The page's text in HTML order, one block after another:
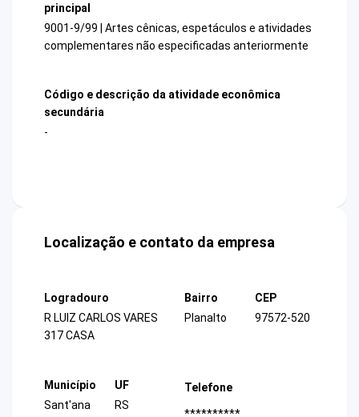
principal
9001-9/99 | Artes cênicas, espetáculos e atividades
complementares não especificadas anteriormente
Código e descrição da atividade econômica
secundária
-
Localização e contato da empresa
Logradouro
R LUIZ CARLOS VARES
317 CASA
Bairro
Planalto
CEP
97572-520
Município
Sant'ana
UF
RS
Telefone
**********